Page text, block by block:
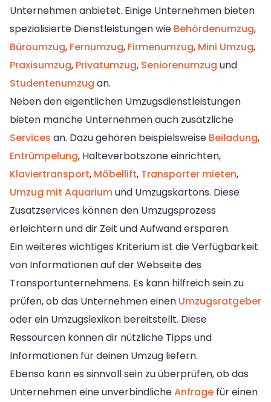
Unternehmen anbietet. Einige Unternehmen bieten
spezialisierte Dienstleistungen wie Behördenumzug,
Büroumzug, Fernumzug, Firmenumzug, Mini Umzug,
Praxisumzug, Privatumzug, Seniorenumzug und
Studentenumzug an.
Neben den eigentlichen Umzugsdienstleistungen
bieten manche Unternehmen auch zusätzliche
Services an. Dazu gehören beispielsweise Beiladung,
Entrümpelung, Halteverbotszone einrichten,
Klaviertransport, Möbellift, Transporter mieten,
Umzug mit Aquariumund Umzugskartons. Diese
Zusatzservices können den Umzugsprozess
erleichtern und dir Zeit und Aufwand ersparen.
Ein weiteres wichtiges Kriterium ist die Verfügbarkeit
von Informationen auf der Webseite des
Transportunternehmens. Es kann hilfreich sein zu
prüfen, ob das Unternehmen einen Umzugsratgeber
oder ein Umzugslexikon bereitstellt. Diese
Ressourcen können dir nützliche Tipps und
Informationen für deinen Umzug liefern.
Ebenso kann es sinnvoll sein zu überprüfen, ob das
Unternehmen eine unverbindlicheAnfrage für einen